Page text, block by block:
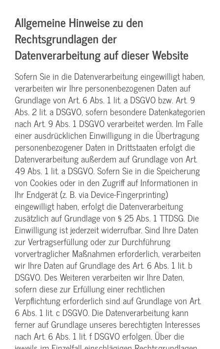
Allgemeine Hinweise zu den
Rechtsgrundlagen der
Datenverarbeitung auf dieser Website
Sofern Sie in die Datenverarbeitung eingewilligt haben,
verarbeiten wir Ihre personenbezogenen Daten auf
Grundlage von Art. 6 Abs. 1 lit. a DSGVO bzw. Art. 9
Abs. 2 lit. a DSGVO, sofern besondere Datenkategorien
nach Art. 9 Abs. 1 DSGVO verarbeitet werden. Im Falle
einer ausdrücklichen Einwilligung in die Übertragung
personenbezogener Daten in Drittstaaten erfolgt die
Datenverarbeitung außerdem auf Grundlage von Art.
49 Abs. 1 lit. a DSGVO. Sofern Sie in die Speicherung
von Cookies oder in den Zugriff auf Informationen in
Ihr Endgerät (z. B. via Device-Fingerprinting)
eingewilligt haben, erfolgt die Datenverarbeitung
zusätzlich auf Grundlage von § 25 Abs. 1 TTDSG. Die
Einwilligung ist jederzeit widerrufbar. Sind Ihre Daten
zur Vertragserfüllung oder zur Durchführung
vorvertraglicher Maßnahmen erforderlich, verarbeiten
wir Ihre Daten auf Grundlage des Art. 6 Abs. 1 lit. b
DSGVO. Des Weiteren verarbeiten wir Ihre Daten,
sofern diese zur Erfüllung einer rechtlichen
Verpflichtung erforderlich sind auf Grundlage von Art.
6 Abs. 1 lit. c DSGVO. Die Datenverarbeitung kann
ferner auf Grundlage unseres berechtigten Interesses
nach Art. 6 Abs. 1 lit. f DSGVO erfolgen. Über die